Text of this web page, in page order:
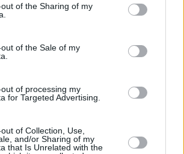
visit or usage behaviour. You may click to
to Google and its third-party tags to
specified purposes in below Google
of the Sharing of my
of the Sale of my
of processing my
for Targeted Advertising.
of Collection, Use,
and/or Sharing of my
that Is Unrelated with the
την Γουέστ Χαμ και το κούρεμα